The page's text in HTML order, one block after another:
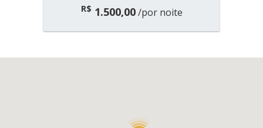
R$ 1.500,00/por noite